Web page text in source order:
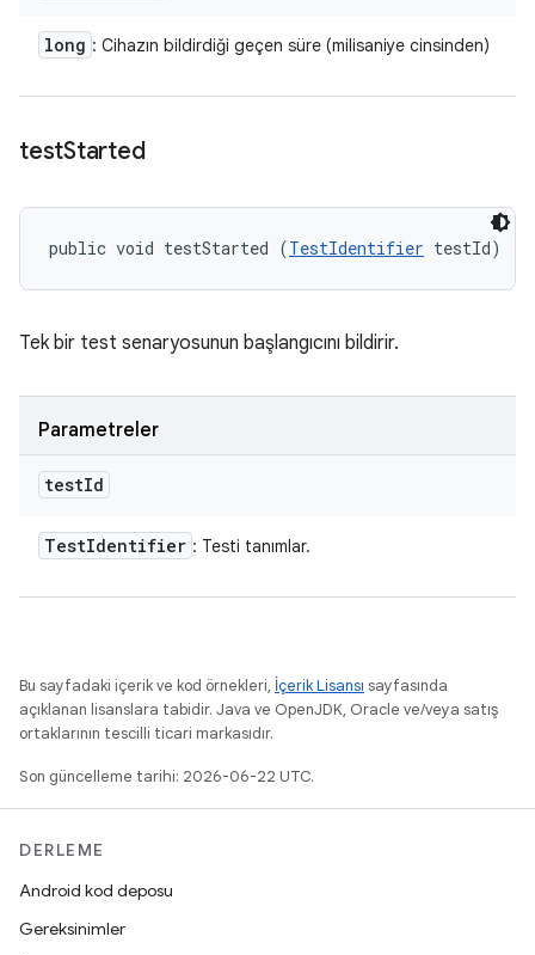
long : Cihazın bildirdiği geçen süre (milisaniye cinsinden)
testStarted
public void testStarted (TestIdentifier testId)
Tek bir test senaryosunun başlangıcını bildirir.
Parametreler
testId
TestIdentifier : Testi tanımlar.
Bu sayfadaki içerik ve kod örnekleri, İçerik Lisansı sayfasında
açıklanan lisanslara tabidir. Java ve OpenJDK, Oracle ve/veya satış
ortaklarının tescilli ticari markasıdır.
Son güncelleme tarihi: 2026-06-22 UTC.
DERLEME
Android kod deposu
Gereksinimler